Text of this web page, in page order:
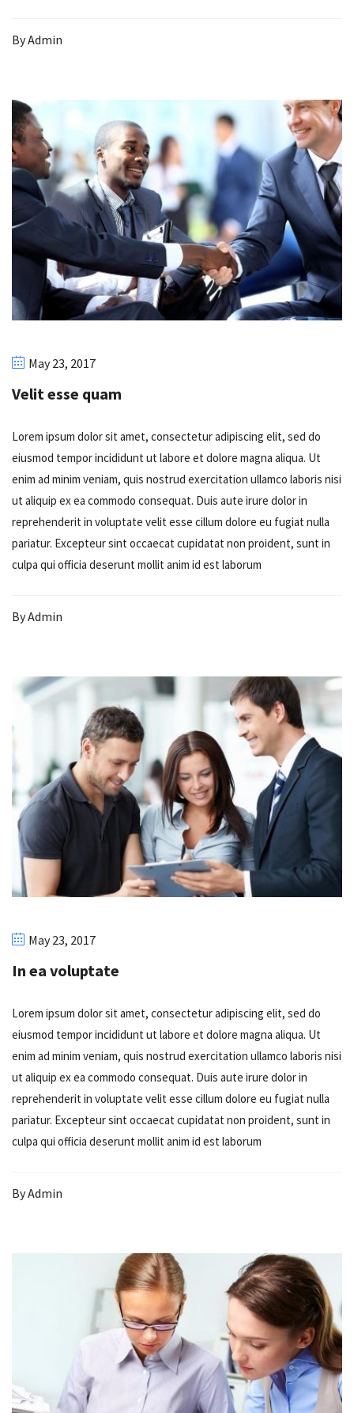
ByAdmin
May 23, 2017
Velit esse quam
Lorem ipsum dolor sit amet, consectetur adipiscing elit, sed do
eiusmod tempor incididunt ut labore et dolore magna aliqua. Ut
enim ad minim veniam, quis nostrud exercitation ullamco laboris nisi
ut aliquip ex ea commodo consequat. Duis aute irure dolor in
reprehenderit in voluptate velit esse cillum dolore eu fugiat nulla
pariatur. Excepteur sint occaecat cupidatat non proident, sunt in
culpa qui officia deserunt mollit anim id est laborum
ByAdmin
May 23, 2017
In ea voluptate
Lorem ipsum dolor sit amet, consectetur adipiscing elit, sed do
eiusmod tempor incididunt ut labore et dolore magna aliqua. Ut
enim ad minim veniam, quis nostrud exercitation ullamco laboris nisi
ut aliquip ex ea commodo consequat. Duis aute irure dolor in
reprehenderit in voluptate velit esse cillum dolore eu fugiat nulla
pariatur. Excepteur sint occaecat cupidatat non proident, sunt in
culpa qui officia deserunt mollit anim id est laborum
ByAdmin